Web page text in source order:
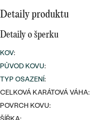
STŘÍBRO
SYMBOLICKÉ
MINIMALISTICKÉ
PODLE
PODLE BARVY
Detaily produktu
Detaily o šperku
KOV:
PŮVOD KOVU:
TYP OSAZENÍ:
CELKOVÁ KARÁTOVÁ VÁHA:
POVRCH KOVU: